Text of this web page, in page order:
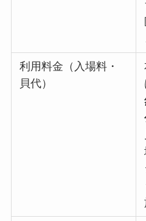
利用料金（入場料・
貝代）